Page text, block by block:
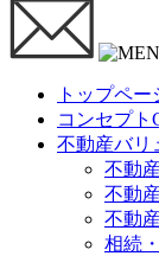
トップペー
コンセプト
不動産バリ
不動
不動
不動
相続